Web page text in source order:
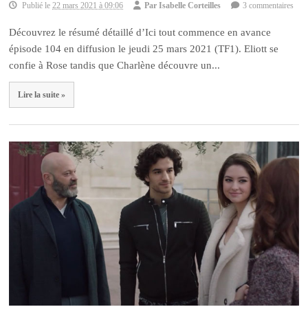
Publié le22 mars 2021 à 09:06 ParIsabelle Corteilles 3 commentaires
Découvrez le résumé détaillé d’Ici tout commence en avance
épisode 104 en diffusion le jeudi 25 mars 2021 (TF1). Eliott se
confie à Rose tandis que Charlène découvre un...
Lire la suite »